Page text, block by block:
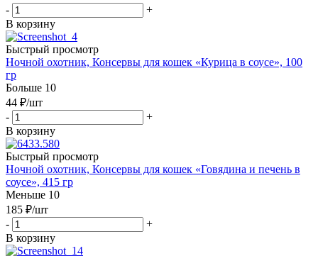
-
+
В корзину
Быстрый просмотр
Ночной охотник, Консервы для кошек «Курица в соусе», 100
гр
Больше 10
44 ₽/шт
-
+
В корзину
Быстрый просмотр
Ночной охотник, Консервы для кошек «Говядина и печень в
соусе», 415 гр
Меньше 10
185 ₽/шт
-
+
В корзину